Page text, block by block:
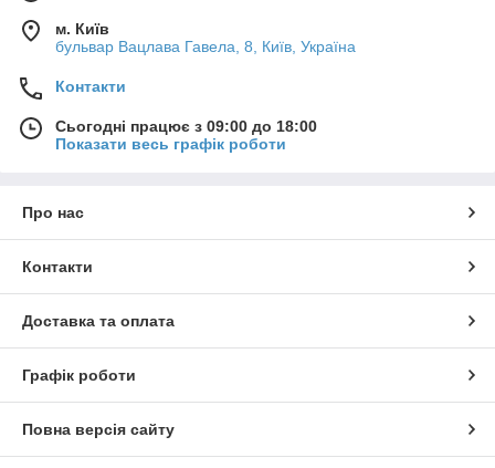
м. Київ
бульвар Вацлава Гавела, 8, Київ, Україна
Контакти
Сьогодні працює з 09:00 до 18:00
Показати весь графік роботи
Про нас
Контакти
Доставка та оплата
Графік роботи
Повна версія сайту